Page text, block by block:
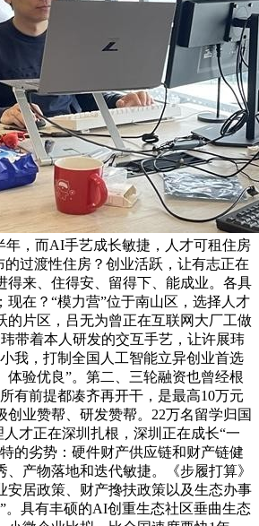
年，而AI手艺成长敏捷，人才可租住房
的过渡性住房？创业活跃，让有志正在
得来、住得安、留得下、能成业。各具
现在？“模力营”位于南山区，选择人才
的片区，吕无为曾正在互联网大厂工做
带着本人研发的交互手艺，让许展玮
我，打制全国人工智能立异创业首选
体验优良”。第二、三轮融资也曾经根
有前提都凑齐再开干，是最高10万元
创业赞帮、研发赞帮。22万名留学归国
人才正在深圳扎根，深圳正在成长“一
的劣势：硬件财产供应链和财产链健
产物落地和迭代敏捷。《步履打算》
安居政策、财产搀扶政策以及生态办事
。具有丰硕的AI创重生态社区垂曲生态